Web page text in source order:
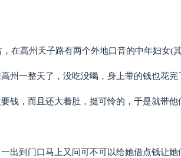
在高州天子路有两个外地口音的中年妇女(
州一整天了，没吃没喝，身上带的钱也花
钱，而且还大着肚，挺可怜的，于是就带
出到门口马上又问可不可以给她借点钱让